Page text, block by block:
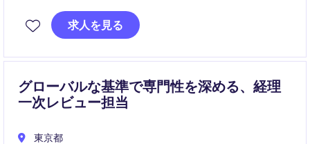
求人を見る
グローバルな基準で専門性を深める、経理
一次レビュー担当
東京都